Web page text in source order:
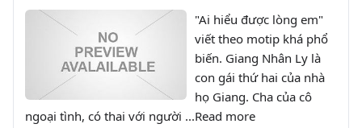
"Ai hiểu được lòng em"
viết theo motip khá phổ
biến. Giang Nhân Ly là
con gái thứ hai của nhà
họ Giang. Cha của cô
ngoại tình, có thai với người ...Read more